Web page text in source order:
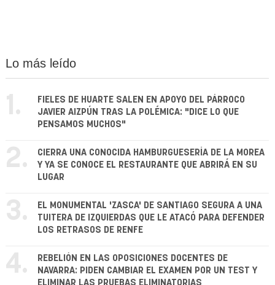
Lo más leído
1.
FIELES DE HUARTE SALEN EN APOYO DEL PÁRROCO
JAVIER AIZPÚN TRAS LA POLÉMICA: "DICE LO QUE
PENSAMOS MUCHOS"
2.
CIERRA UNA CONOCIDA HAMBURGUESERÍA DE LA MOREA
Y YA SE CONOCE EL RESTAURANTE QUE ABRIRÁ EN SU
LUGAR
3.
EL MONUMENTAL 'ZASCA' DE SANTIAGO SEGURA A UNA
TUITERA DE IZQUIERDAS QUE LE ATACÓ PARA DEFENDER
LOS RETRASOS DE RENFE
4.
REBELIÓN EN LAS OPOSICIONES DOCENTES DE
NAVARRA: PIDEN CAMBIAR EL EXAMEN POR UN TEST Y
ELIMINAR LAS PRUEBAS ELIMINATORIAS